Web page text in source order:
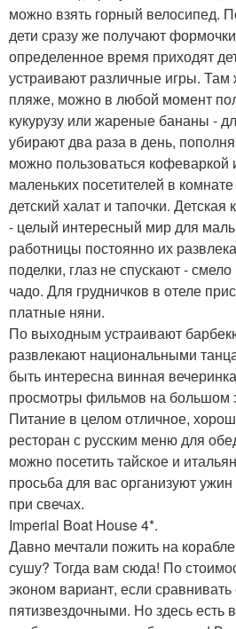
можно взять горный велосипед.
дети сразу же получают
определенное время приходят
устраивают различные игры.
пляже, можно в любой момент
кукурузу или жареные бананы -
убирают два раза в день,
можно пользоваться
маленьких посетителей в
детский халат и тапочки. Детская
- целый интересный мир для
работницы постоянно их
поделки, глаз не спускают -
чадо. Для грудничков в отеле
платные няни.
По выходным устраивают
развлекают национальными
быть интересна винная
просмотры фильмов на большом
Питание в целом отличное,
ресторан с русским меню для
можно посетить тайское и
просьба для вас организуют
при свечах.
Imperial Boat House 4*.
Давно мечтали пожить на
сушу? Тогда вам сюда! По
эконом вариант, если
пятизвездочными. Но здесь есть